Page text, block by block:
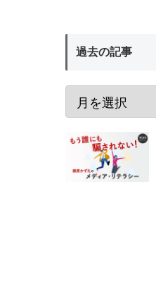
過去の記事